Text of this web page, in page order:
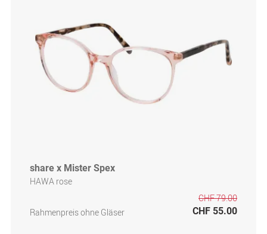
share x Mister Spex
HAWA rose
Rahmenpreis ohne Gläser
CHF 79.00
CHF 55.00